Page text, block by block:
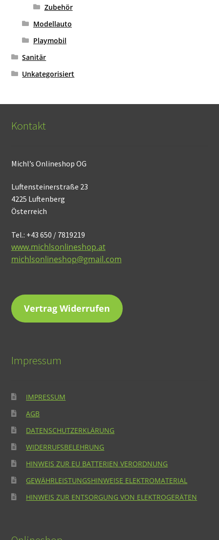
Zubehör
Modellauto
Playmobil
Sanitär
Unkategorisiert
Kontakt
Michl’s Onlineshop OG
Luftensteinerstraße 23
4225 Luftenberg
Österreich
Tel.: +43 650 / 7819219
www.michlsonlineshop.at
michlsonlineshop@gmail.com
Vertrag Widerrufen
Impressum
IMPRESSUM
AGB
DATENSCHUTZERKLÄRUNG
WIDERRUFSBELEHRUNG
HINWEIS ZUR EU BATTERIEN VERORDNUNG
GEWÄHRLEISTUNGSHINWEISE ELEKTROMATERIAL
HINWEIS ZUR ENTSORGUNG VON ELEKTROGERÄTEN